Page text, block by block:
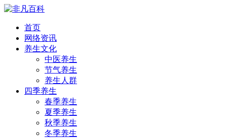
首页
网络资讯
养生文化
中医养生
节气养生
养生人群
四季养生
春季养生
夏季养生
秋季养生
冬季养生